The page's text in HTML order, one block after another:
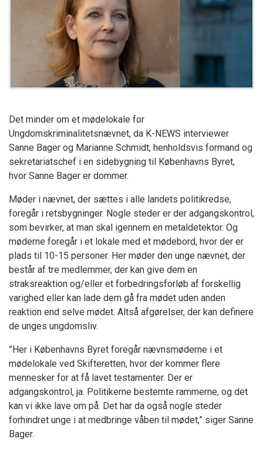
Det minder om et mødelokale for
Ungdomskriminalitetsnævnet, da K-NEWS interviewer
Sanne Bager og Marianne Schmidt, henholdsvis formand og
sekretariatschef i en sidebygning til Københavns Byret,
hvor Sanne Bager er dommer.
Møder i nævnet, der sættes i alle landets politikredse,
foregår i retsbygninger. Nogle steder er der adgangskontrol,
som bevirker, at man skal igennem en metaldetektor. Og
møderne foregår i et lokale med et mødebord, hvor der er
plads til 10-15 personer. Her møder den unge nævnet, der
består af tre medlemmer, der kan give dem en
straksreaktion og/eller et forbedringsforløb af forskellig
varighed eller kan lade dem gå fra mødet uden anden
reaktion end selve mødet. Altså afgørelser, der kan definere
de unges ungdomsliv.
”Her i Københavns Byret foregår nævnsmøderne i et
mødelokale ved Skifteretten, hvor der kommer flere
mennesker for at få lavet testamenter. Der er
adgangskontrol, ja. Politikerne bestemte rammerne, og det
kan vi ikke lave om på. Det har da også nogle steder
forhindret unge i at medbringe våben til mødet,” siger Sanne
Bager.